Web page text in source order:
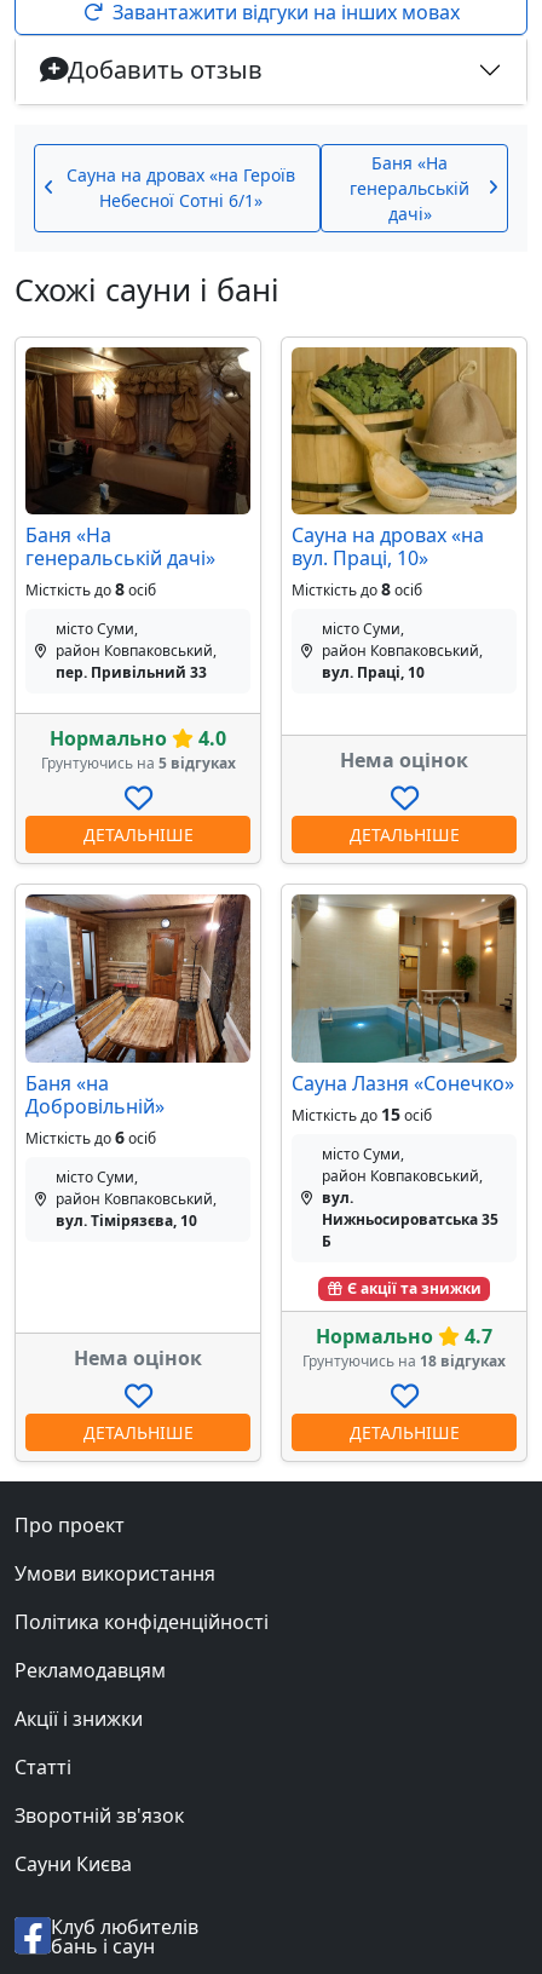
Завантажити відгуки на інших мовах
Добавить отзыв
Сауна на дровах «на Героїв
Небесної Сотні 6/1»
Баня «На
генеральській
дачі»
Схожі сауни і бані
Баня «На
генеральській дачі»
Місткість до8осіб
місто Суми,
район Ковпаковський,
пер. Привільний 33
Нормально 4.0
Грунтуючись на 5 відгуках
ДЕТАЛЬНІШЕ
Сауна на дровах «на
вул. Праці, 10»
Місткість до8осіб
місто Суми,
район Ковпаковський,
вул. Праці, 10
Нема оцінок
ДЕТАЛЬНІШЕ
Баня «на
Добровільній»
Місткість до6осіб
місто Суми,
район Ковпаковський,
вул. Тімірязєва, 10
Нема оцінок
ДЕТАЛЬНІШЕ
Сауна Лазня «Сонечко»
Місткість до 15осіб
місто Суми,
район Ковпаковський,
вул.
Нижньосироватська 35
Б
Є акції та знижки
Нормально 4.7
Грунтуючись на 18 відгуках
ДЕТАЛЬНІШЕ
Про проект
Умови використання
Політика конфіденційності
Рекламодавцям
Акції і знижки
Статті
Зворотній зв'язок
Сауни Києва
Клуб любителів
бань і саун